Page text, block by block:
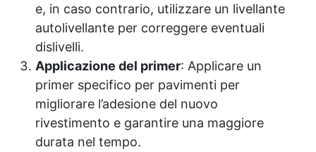
e, in caso contrario, utilizzare un livellante
autolivellante per correggere eventuali
dislivelli.
Applicazione del primer: Applicare un
primer specifico per pavimenti per
migliorare l’adesione del nuovo
rivestimento e garantire una maggiore
durata nel tempo.